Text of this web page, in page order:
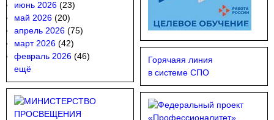
июнь 2026 (23)
май 2026 (20)
апрель 2026 (75)
март 2026 (42)
февраль 2026 (46)
ещё
Горячаяя линия
в системе СПО